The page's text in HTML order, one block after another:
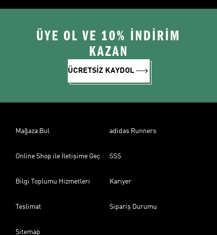
ÜYE OL VE 10% İNDİRİM
KAZAN
ÜCRETSİZ KAYDOL
Mağaza Bul adidas Runners
Online Shop ile İletişime Geç SSS
Bilgi Toplumu Hizmetleri Kariyer
Teslimat Sipariş Durumu
Sitemap